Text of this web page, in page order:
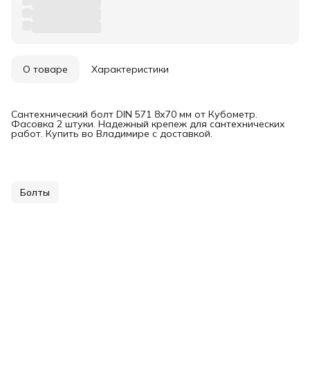
О товаре Характеристики
Сантехнический болт DIN 571 8х70 мм от Кубометр.
Фасовка 2 штуки. Надежный крепеж для сантехнических
работ. Купить во Владимире с доставкой.
Болты